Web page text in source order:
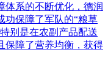
体系的不断优化，德润
功保障了军队的“粮草
别是在农副产品配送
保障了营养均衡，获得